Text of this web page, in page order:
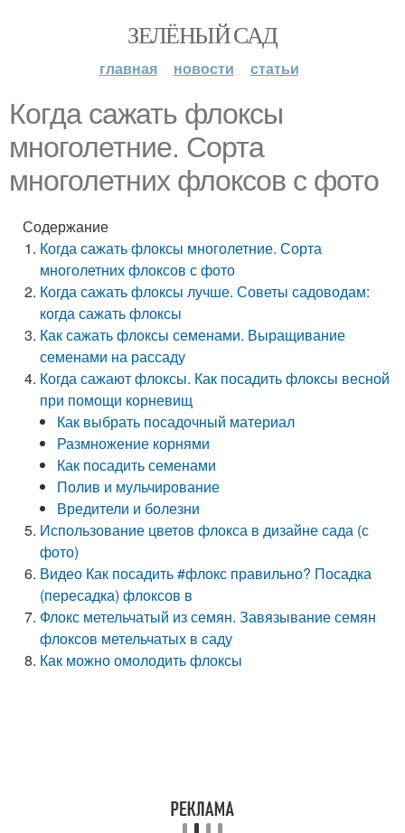
ЗЕЛЁНЫЙ САД
главная новости статьи
Когда сажать флоксы
многолетние. Сорта
многолетних флоксов с фото
Содержание
Когда сажать флоксы многолетние. Сорта
многолетних флоксов с фото
Когда сажать флоксы лучше. Советы садоводам:
когда сажать флоксы
Как сажать флоксы семенами. Выращивание
семенами на рассаду
Когда сажают флоксы. Как посадить флоксы весной
при помощи корневищ
Как выбрать посадочный материал
Размножение корнями
Как посадить семенами
Полив и мульчирование
Вредители и болезни
Использование цветов флокса в дизайне сада (с
фото)
Видео Как посадить #флокс правильно? Посадка
(пересадка) флоксов в
Флокс метельчатый из семян. Завязывание семян
флоксов метельчатых в саду
Как можно омолодить флоксы